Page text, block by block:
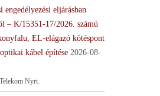
engedélyezési eljárásban
– K/15351-17/2026. számú
EL-elágazó kötéspont
kábel építése 2026-08-
Nyrt.